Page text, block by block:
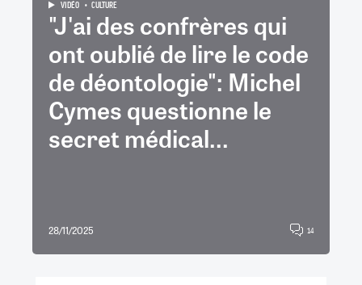
VIDÉO CULTURE
"J'ai des confrères qui
ont oublié de lire le code
de déontologie": Michel
Cymes questionne le
secret médical...
28/11/2025 14